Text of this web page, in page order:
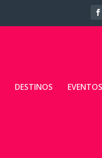
DESTINOS EVENTOS